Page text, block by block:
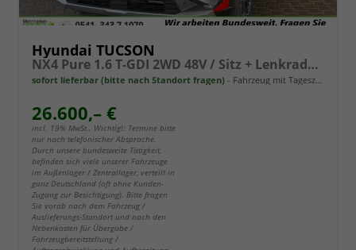
Hyundai TUCSON
NX4 Pure 1.6 T-GDI 2WD 48V / Sitz + Lenkradheiz. LED Tempomat Alu 17"
sofort lieferbar (bitte nach Standort fragen) Fahrzeug mit Tageszulassung
26.600,– €
incl. 19% MwSt.. Wichtig!: Termine bitte
nur nach telefonischer Absprache.
Durch unsere bundesweite Tätigkeit,
befinden sich viele unserer Fahrzeuge
im Außenlager / Zentrallager, verteilt in
ganz Deutschland (oft ohne Kunden-
Zugang zur Besichtigung). Bitte fragen
Sie vorab nach dem Fahrzeug /
Auslieferungs-Standort und nach den
Nebenkosten für Übergabe /
Fahrzeugbereitstellung /